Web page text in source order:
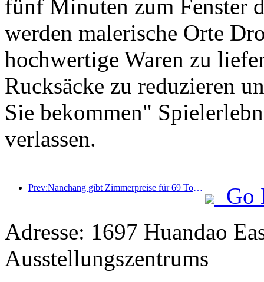
fünf Minuten zum Fenster
werden malerische Orte
hochwertige Waren zu
Rucksäcke zu reduzieren
Sie bekommen"
verlassen.
Prev:Nanchang gibt Zimmerpreise für 69 Tourist Hotels 'Mai Day' bekannt
Go
Adresse: 1697 Huandao
Ausstellungszentrums